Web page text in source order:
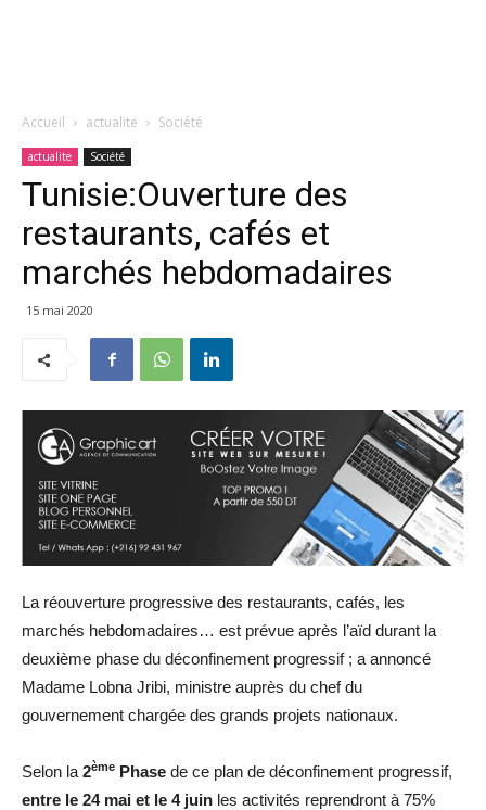
Accueil actualite Société
actualite Société
Tunisie:Ouverture des
restaurants, cafés et
marchés hebdomadaires
15 mai 2020
La réouverture progressive des restaurants, cafés, les
marchés hebdomadaires… est prévue après l’aïd durant la
deuxième phase du déconfinement progressif ; a annoncé
Madame Lobna Jribi, ministre auprès du chef du
gouvernement chargée des grands projets nationaux.
Selon la 2ème Phase de ce plan de déconfinement progressif,
entre le 24 mai et le 4 juin les activités reprendront à 75%